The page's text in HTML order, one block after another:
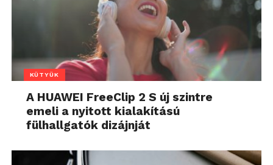
KÜTYÜK
A HUAWEI FreeClip 2 S új szintre
emeli a nyitott kialakítású
fülhallgatók dizájnját